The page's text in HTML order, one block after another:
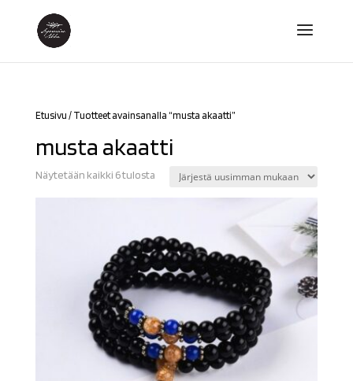
Etusivu / Tuotteet avainsanalla “musta akaatti”
musta akaatti
Näytetään kaikki 6 tulostaSorted